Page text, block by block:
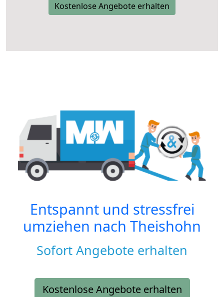
Kostenlose Angebote erhalten
Entspannt und stressfrei
umziehen nach Theishohn
Sofort Angebote erhalten
Kostenlose Angebote erhalten